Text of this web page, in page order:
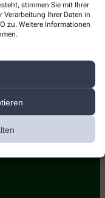
stimmen Sie mit Ihrer
Ihrer Daten in
zu. Weitere Informationen